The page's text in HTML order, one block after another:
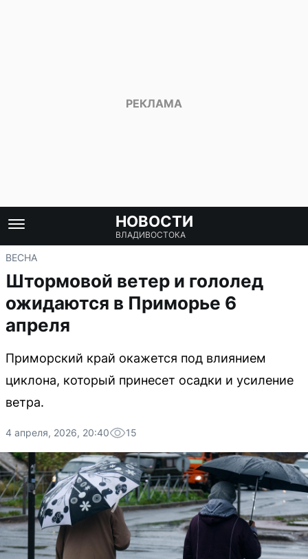
НОВОСТИ
ВЛАДИВОСТОКА
ВЕСНА
Штормовой ветер и гололед
ожидаются в Приморье 6
апреля
Приморский край окажется под влиянием
циклона, который принесет осадки и усиление
ветра.
4 апреля, 2026, 20:40 15